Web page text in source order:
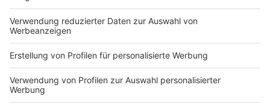
da sind, die eine Wahrscheinlichkeit geben, dass
er da gut leben kann die nächsten 30 Jahre und
dass eben entsprechend die
Gemeindeinfrastruktur so ist, dass die Ärzte
dorthin ziehen.“
Zusätzlich zu diesen kommunalen Aufgaben setzt das